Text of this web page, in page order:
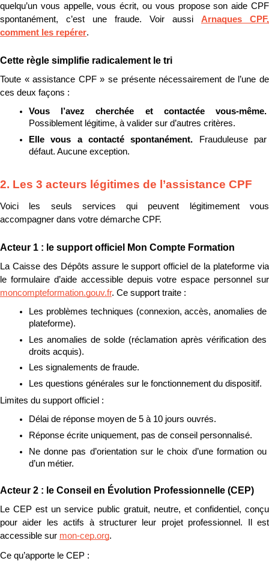
quelqu’un vous appelle, vous écrit, ou vous propose son aide CPF
spontanément, c’est une fraude. Voir aussi Arnaques CPF,
comment les repérer.
Cette règle simplifie radicalement le tri
Toute « assistance CPF » se présente nécessairement de l’une de
ces deux façons :
Possiblement légitime, à valider sur d’autres critères.
Elle vous a contacté spontanément.
Frauduleuse par
défaut. Aucune exception.
2. Les 3 acteurs légitimes de l’assistance CPF
Voici les seuls services qui peuvent légitimement vous
accompagner dans votre démarche CPF.
Acteur 1 : le support officiel Mon Compte Formation
La Caisse des Dépôts assure le support officiel de la plateforme via
moncompteformation.gouv.fr. Ce support traite :
Les problèmes techniques (connexion, accès, anomalies de
plateforme).
Les anomalies de solde (réclamation après vérification des
droits acquis).
Les signalements de fraude.
Les questions générales sur le fonctionnement du dispositif.
Limites du support officiel :
Délai de réponse moyen de 5 à 10 jours ouvrés.
Réponse écrite uniquement, pas de conseil personnalisé.
Ne donne pas d’orientation sur le choix d’une formation ou
d’un métier.
Acteur 2 : le Conseil en Évolution Professionnelle (CEP)
Le CEP est un service public gratuit, neutre, et confidentiel, conçu
pour aider les actifs à structurer leur projet professionnel. Il est
accessible sur mon-cep.org.
Ce qu’apporte le CEP :